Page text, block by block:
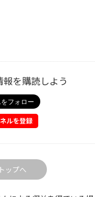
を購読しよう
ップへ